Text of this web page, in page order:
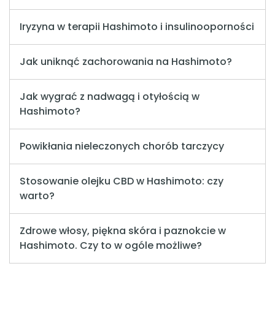
Iryzyna w terapii Hashimoto i insulinooporności
Jak uniknąć zachorowania na Hashimoto?
Jak wygrać z nadwagą i otyłością w
Hashimoto?
Powikłania nieleczonych chorób tarczycy
Stosowanie olejku CBD w Hashimoto: czy
warto?
Zdrowe włosy, piękna skóra i paznokcie w
Hashimoto. Czy to w ogóle możliwe?